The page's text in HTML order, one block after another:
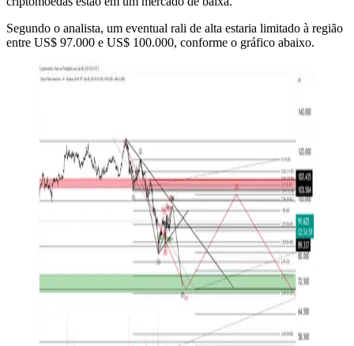
Segundo o analista, um eventual rali de alta estaria limitado à região
entre US$ 97.000 e US$ 100.000, conforme o gráfico abaixo.